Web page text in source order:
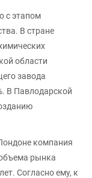
с этапом
В стране
области
завода
В Павлодарской
компания
рынка
Согласно ему, к